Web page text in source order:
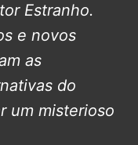
Estranho.
e novos
as
do
um misterioso